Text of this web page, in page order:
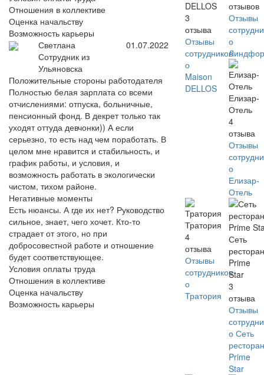
Отношения в коллективе
Оценка начальству
Возможность карьеры
Светлана
Сотрудник из
Ульяновска
01.07.2022
Положительные стороны работодателя
Полностью белая зарплата со всеми
отчислениями: отпуска, больничные,
пенсионный фонд. В декрет только так
уходят оттуда девчонки)) А если
серьезно, то есть над чем поработать. В
целом мне нравится и стабильность, и
график работы, и условия, и
возможность работать в экологически
чистом, тихом районе.​​
Негативные моменты
Есть нюансы. А где их нет? Руководство
сильное, знает, чего хочет. Кто-то
страдает от этого, но при
добросовестной работе и отношение
будет соответствующее.
Условия оплаты труда
Отношения в коллективе
Оценка начальству
Возможность карьеры
DELLOS
3
отзыва
Отзывы
сотрудников
о
Maison
DELLOS
отзывов
Отзывы
о
Елизар-
Отель
4
отзыва
Отзывы
о
Елизар-
Отель
Тратория
4
отзыва
Отзывы
сотрудников
о
Тратория
Сеть
Prime
Star
3
отзыва
Отзывы
о Сеть
Prime
Star